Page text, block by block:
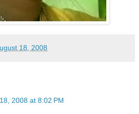
18, 2008
2008 at 8:02 PM